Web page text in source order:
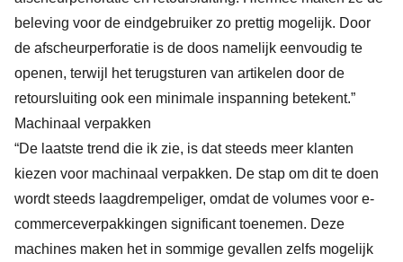
beleving voor de eindgebruiker zo prettig mogelijk. Door
de afscheurperforatie is de doos namelijk eenvoudig te
openen, terwijl het terugsturen van artikelen door de
retoursluiting ook een minimale inspanning betekent.”
Machinaal verpakken
“De laatste trend die ik zie, is dat steeds meer klanten
kiezen voor machinaal verpakken. De stap om dit te doen
wordt steeds laagdrempeliger, omdat de volumes voor e-
commerceverpakkingen significant toenemen. Deze
machines maken het in sommige gevallen zelfs mogelijk